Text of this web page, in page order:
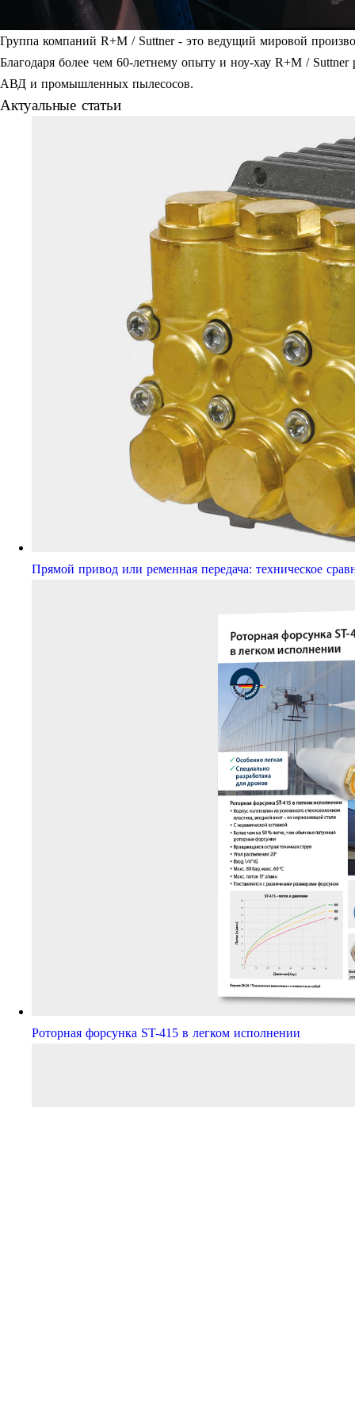
Группа компаний R+M / Suttner - это ведущий мировой
Благодаря более чем 60-летнему опыту и ноу-хау R+M /
АВД и промышленных пылесосов.
Актуальные статьи
Прямой привод или ременная передача: техническое
Роторная форсунка ST-415 в легком исполнении